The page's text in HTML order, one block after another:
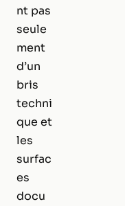
nt pas
seule
ment
d’un
bris
techni
que et
les
surfac
es
docu